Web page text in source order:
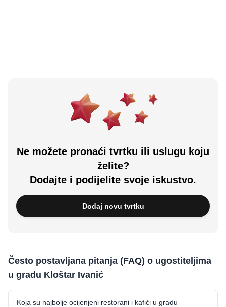
Ne možete pronaći tvrtku ili uslugu koju
želite?
Dodajte i podijelite svoje iskustvo.
Dodaj novu tvrtku
Često postavljana pitanja (FAQ) o ugostiteljima
u gradu Kloštar Ivanić
Koja su najbolje ocijenjeni restorani i kafići u gradu